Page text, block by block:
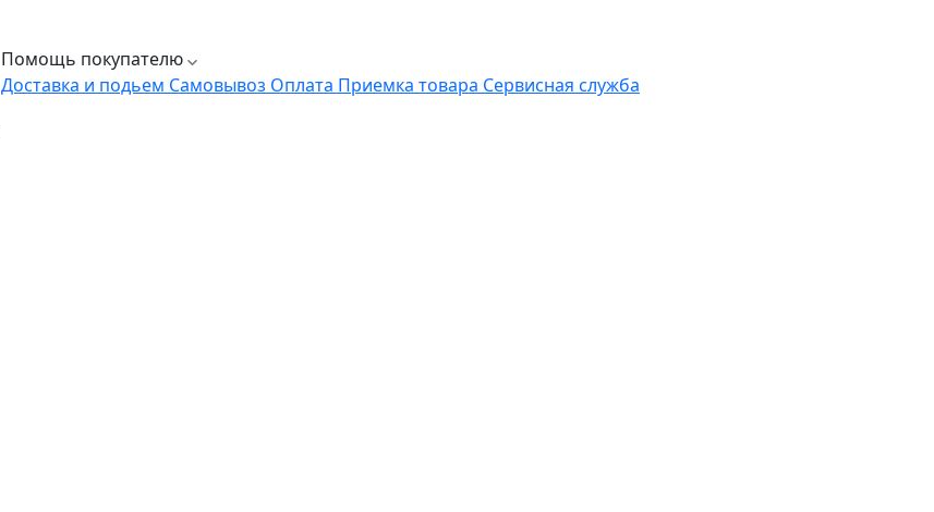
Помощь покупателю
Доставка и подьем Самовывоз Оплата Приемка товара Сервисная служба